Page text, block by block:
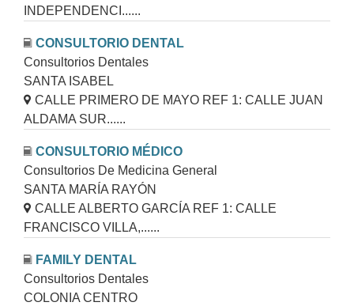
INDEPENDENCI......
CONSULTORIO DENTAL
Consultorios Dentales
SANTA ISABEL
CALLE PRIMERO DE MAYO REF 1: CALLE JUAN
ALDAMA SUR......
CONSULTORIO MÉDICO
Consultorios De Medicina General
SANTA MARÍA RAYÓN
CALLE ALBERTO GARCÍA REF 1: CALLE
FRANCISCO VILLA,......
FAMILY DENTAL
Consultorios Dentales
COLONIA CENTRO